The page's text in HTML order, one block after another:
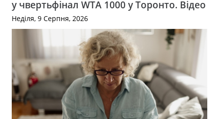
у чвертьфінал WTA 1000 у Торонто. Відео
Неділя, 9 Серпня, 2026